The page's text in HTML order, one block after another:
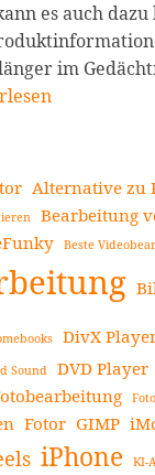
es auch
im
Alternative zu
Bearbeitung
Beste
DivX
Sound DVD Player
Fotor GIMP
iPhone KI-